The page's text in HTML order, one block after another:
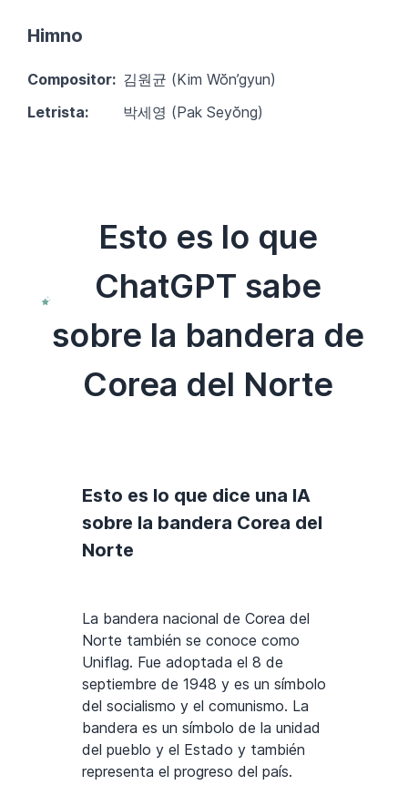
Himno
Compositor: 김원균 (Kim Wŏn’gyun)
Letrista:
박세영 (Pak Seyŏng)
Esto es lo que
ChatGPT sabe
sobre la bandera de
Corea del Norte
Esto es lo que dice una IA
sobre la bandera Corea del
Norte
La bandera nacional de Corea del
Norte también se conoce como
Uniflag. Fue adoptada el 8 de
septiembre de 1948 y es un símbolo
del socialismo y el comunismo. La
bandera es un símbolo de la unidad
del pueblo y el Estado y también
representa el progreso del país.